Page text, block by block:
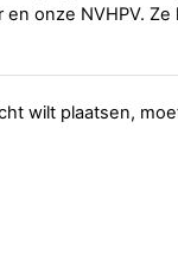
en onze NVHPV.
wilt plaatsen,